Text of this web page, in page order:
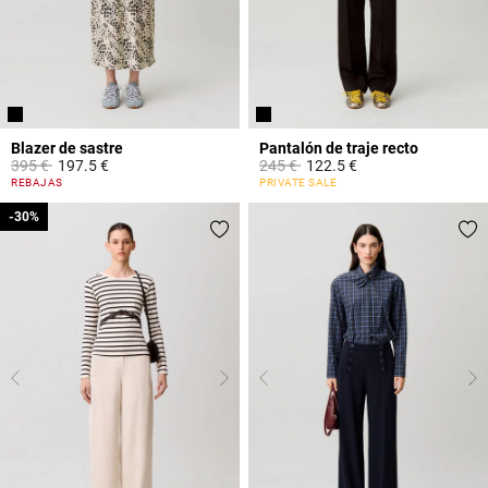
Blazer de sastre
Price reduced from
395 €to197.5 €
5 out of 5 Customer Rating
REBAJAS
Pantalón de traje recto
Price reduced from
245 €to122.5 €
3,2 out of 5 Customer Rating
PRIVATE SALE
-30%
-30%